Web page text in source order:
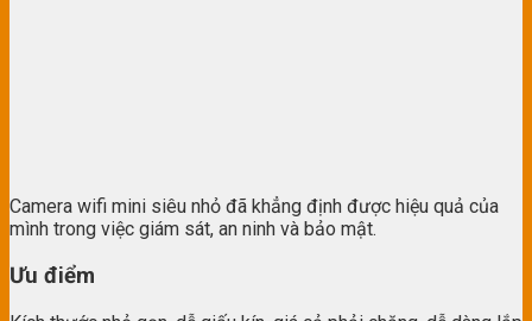
Camera wifi mini siêu nhỏ đã khẳng định được hiệu quả của
mình trong việc giám sát, an ninh và bảo mật.
Ưu điểm